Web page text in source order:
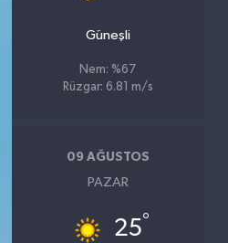
Güneşli
Nem: %67
Rüzgar: 6.81 m/s
09 AĞUSTOS
PAZAR
25°